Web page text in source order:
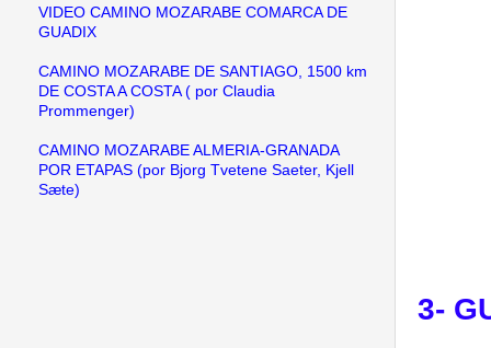
3-
VIDEO CAMINO MOZARABE COMARCA DE
GUADIX
CAMINO MOZARABE DE SANTIAGO, 1500 km
DE COSTA A COSTA ( por Claudia
Prommenger)
CAMINO MOZARABE ALMERIA-GRANADA
POR ETAPAS (por Bjorg Tvetene Saeter, Kjell
Sæte)